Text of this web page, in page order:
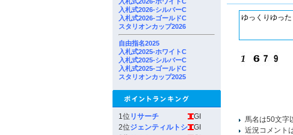
入札式2026-シルバーC
入札式2026-ゴールドC
スタリオンカップ2026
自由指名2025
入札式2025-ホワイトC
入札式2025-シルバーC
入札式2025-ゴールドC
スタリオンカップ2025
1位 リサーチ
GI
2位ジェンティルトシ
GI
馬名は50文字
近況コメント